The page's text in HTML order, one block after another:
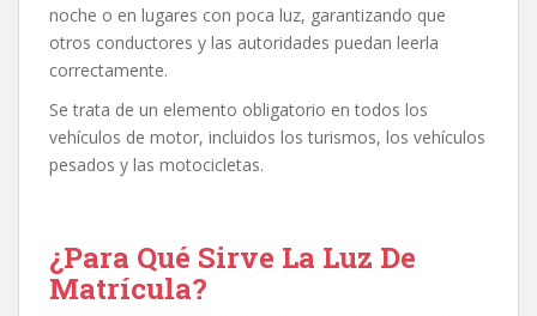
noche o en lugares con poca luz, garantizando que
otros conductores y las autoridades puedan leerla
correctamente.
Se trata de un elemento obligatorio en todos los
vehículos de motor, incluidos los turismos, los vehículos
pesados y las motocicletas.
¿Para Qué Sirve La Luz De
Matrícula?